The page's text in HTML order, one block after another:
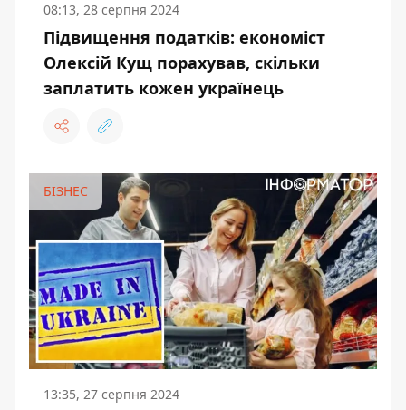
08:13, 28 серпня 2024
Підвищення податків: економіст
Олексій Кущ порахував, скільки
заплатить кожен українець
БІЗНЕС
13:35, 27 серпня 2024